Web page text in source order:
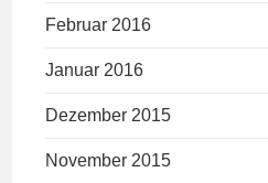
Februar 2016
Januar 2016
Dezember 2015
November 2015